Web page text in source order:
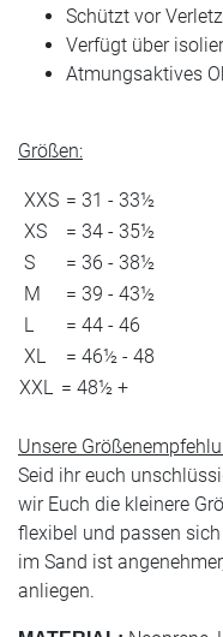
Schützt vor
Verfügt über
Atmungsaktives
Größen:
XXS = 31 - 33½
XS
= 34 - 35½
S
= 36 - 38½
M
= 39 - 43½
L
= 44 - 46
XL
= 46½ - 48
XXL = 48½ +
Unsere
Seid ihr euch
wir Euch die kleinere
flexibel und passen
im Sand ist
anliegen.